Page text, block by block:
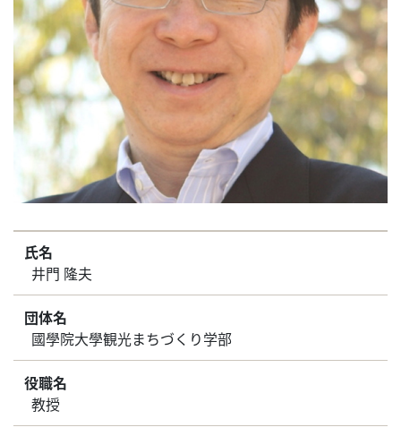
氏名
井門 隆夫
団体名
國學院大學観光まちづくり学部
役職名
教授